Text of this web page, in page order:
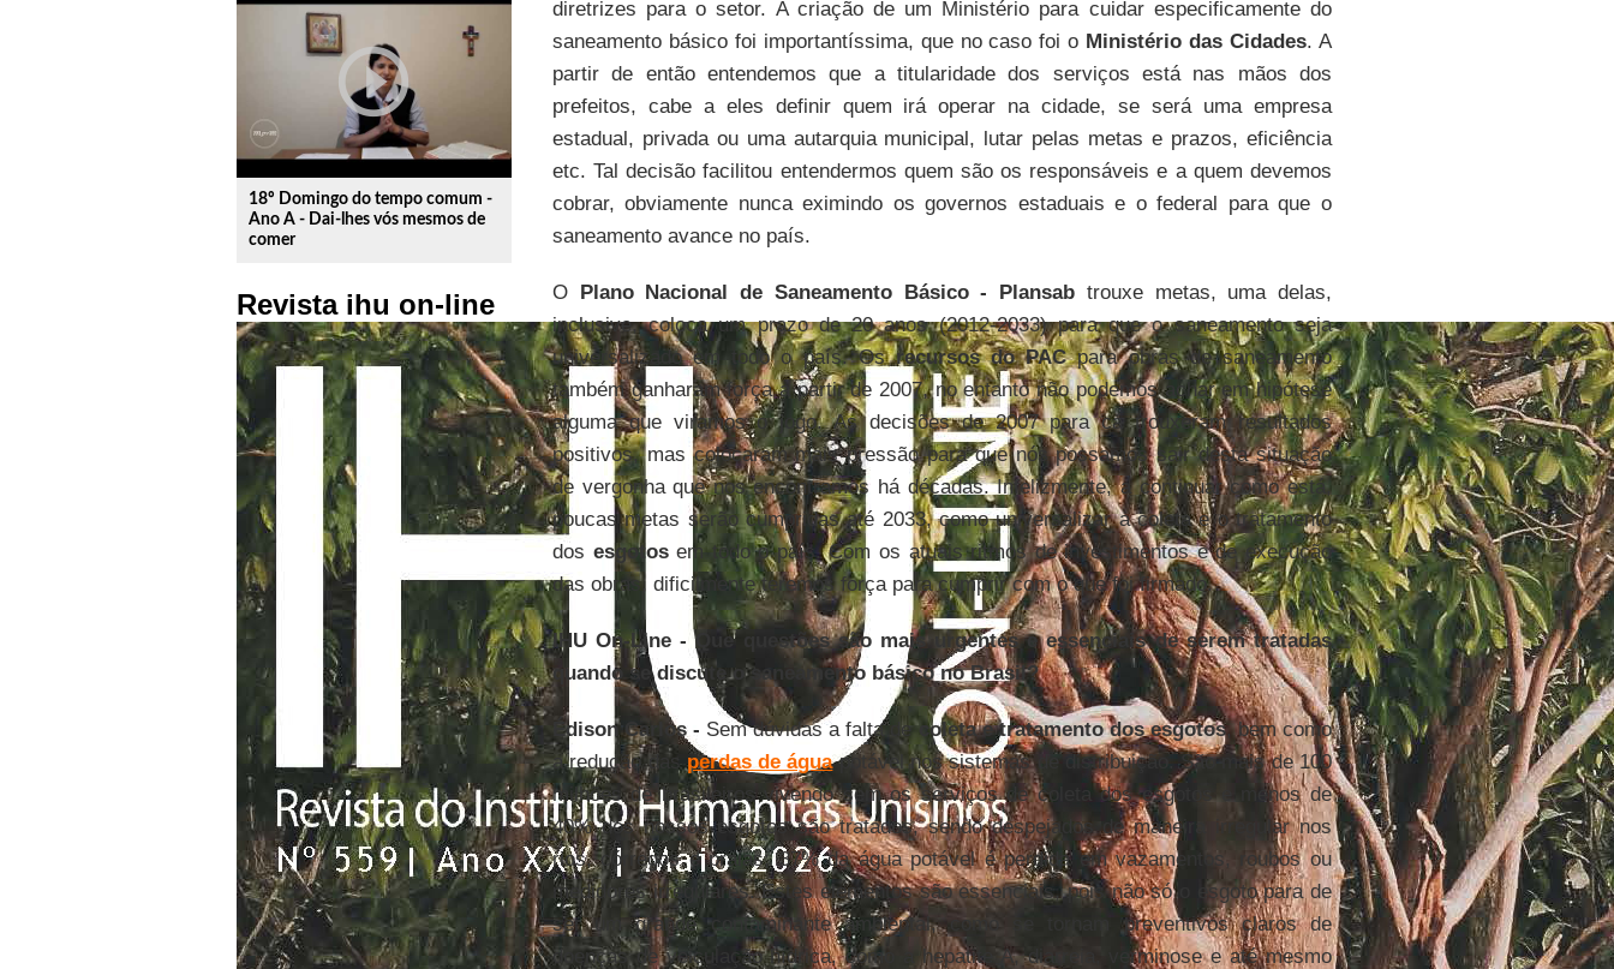
play_circle_outline
18º Domingo do tempo comum -
Ano A - Dai-lhes vós mesmos de
comer
Revista ihu on-line
diretrizes para o setor. A criação de um Ministério para cuidar especificamente do
saneamento básico foi importantíssima, que no caso foi o Ministério das Cidades. A
partir de então entendemos que a titularidade dos serviços está nas mãos dos
prefeitos, cabe a eles definir quem irá operar na cidade, se será uma empresa
estadual, privada ou uma autarquia municipal, lutar pelas metas e prazos, eficiência
etc. Tal decisão facilitou entendermos quem são os responsáveis e a quem devemos
cobrar, obviamente nunca eximindo os governos estaduais e o federal para que o
saneamento avance no país.
O Plano Nacional de Saneamento Básico - Plansab trouxe metas, uma delas,
inclusive, coloca um prazo de 20 anos (2012-2033) para que o saneamento seja
universalizado em todo o país. Osrecursos do PACpara obras de saneamento
também ganharam força a partir de 2007, no entanto não podemos achar em hipótese
alguma que viramos o jogo. As decisões de 2007 para cá trouxeram resultados
positivos, mas colocaram mais pressão para que nós possamos sair desta situação
de vergonha que nos encontramos há décadas. Infelizmente, a continuar como está,
poucas metas serão cumpridas até 2033, como universalizar a coleta e o tratamento
dos esgotosem todo o país. Com os atuais ritmos de investimentos e de execução
das obras, dificilmente teremos força para cumprir com o que foi firmado.
IHU On-Line - Que questões são mais urgentes e essenciais de serem tratadas
quando se discute o saneamento básico no Brasil?
Édison Carlos - Sem dúvidas a falta decoleta e tratamento dos esgotos, bem como
a redução dasperdas de águapotável nos sistemas de distribuição. São mais de 100
milhões de brasileiros vivendo sem os serviços de coleta dos esgotos e menos de
40% dos nossos esgotos são tratados, sendo despejados de maneira irregular nos
rios, córregos e praias; 37% da água potável é perdida em vazamentos, roubos ou
medidores irregulares. Estes elementos são essenciais, pois não só o esgoto para de
ser um grande contaminante ambiental, como se tornam preventivos claros de
doenças de veiculação hídrica, como a hepatite A, diarreia, verminose e até mesmo